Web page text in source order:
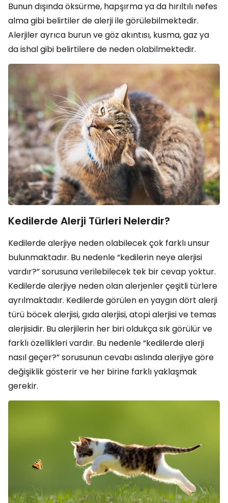
Bunun dışında öksürme, hapşırma ya da hırıltılı nefes
alma gibi belirtiler de alerji ile görülebilmektedir.
Alerjiler ayrıca burun ve göz akıntısı, kusma, gaz ya
da ishal gibi belirtilere de neden olabilmektedir.
Kedilerde Alerji Türleri Nelerdir?
Kedilerde alerjiye neden olabilecek çok farklı unsur
bulunmaktadır. Bu nedenle “kedilerin neye alerjisi
vardır?” sorusuna verilebilecek tek bir cevap yoktur.
Kedilerde alerjiye neden olan alerjenler çeşitli türlere
ayrılmaktadır. Kedilerde görülen en yaygın dört alerji
türü böcek alerjisi, gıda alerjisi, atopi alerjisi ve temas
alerjisidir. Bu alerjilerin her biri oldukça sık görülür ve
farklı özellikleri vardır. Bu nedenle “kedilerde alerji
nasıl geçer?” sorusunun cevabı aslında alerjiye göre
değişiklik gösterir ve her birine farklı yaklaşmak
gerekir.